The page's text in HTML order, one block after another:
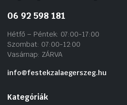
06 92 598 181
Hétfő – Péntek: 07:00-17:00
Szombat: 07:00-12:00
Vasárnap: ZÁRVA
info@festekzalaegerszeg.hu
Kategóriák